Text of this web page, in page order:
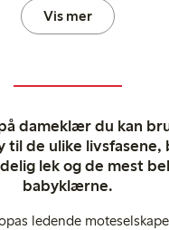
Vis mer
dameklær du kan
til de ulike
lek og de mest
babyklærne.
ledende